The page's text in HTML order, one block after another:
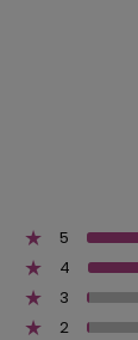
5
4
3
2